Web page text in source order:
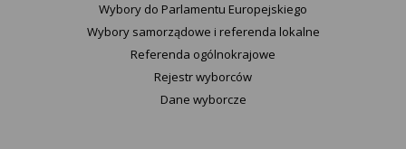
Wybory do Parlamentu Europejskiego
Wybory samorządowe i referenda lokalne
Referenda ogólnokrajowe
Rejestr wyborców
Dane wyborcze